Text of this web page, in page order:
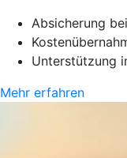
Absicherung
Unterstützung
Mehr erfahren